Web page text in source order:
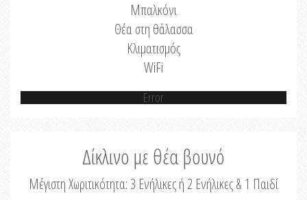
Μπαλκόνι
Θέα στη θάλασσα
Κλιματισμός
WiFi
Error
Δίκλινο με θέα βουνό
Μέγιστη Χωριτικότητα: 3 Ενήλικες ή 2 Ενήλικες & 1 Παιδί